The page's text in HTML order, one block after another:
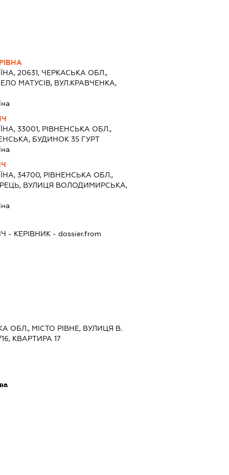
20631, ЧЕРКАСЬКА ОБЛ.,
МАТУСІВ, ВУЛ.КРАВЧЕНКА,
33001, РІВНЕНСЬКА ОБЛ.,
БУДИНОК 35 ГУРТ
34700, РІВНЕНСЬКА ОБЛ.,
ВУЛИЦЯ ВОЛОДИМИРСЬКА,
- КЕРІВНИК - dossier.from
ОБЛ., МІСТО РІВНЕ, ВУЛИЦЯ В.
КВАРТИРА 17